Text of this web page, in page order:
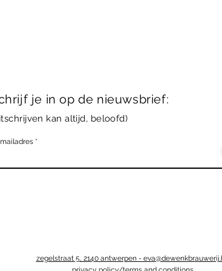
je in op de nieuwsbrief:
kan altijd, beloofd)
zegelstraat 5, 2140 antwerpen -